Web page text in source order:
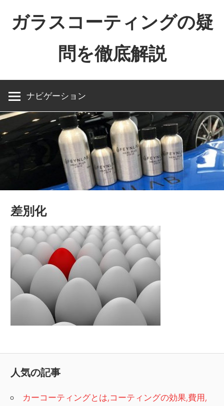
へ
ッ
プ
ガラスコーティングの疑
問を徹底解説
of
naming
ナビゲーション
差別化
人気の記事
カーコーティングとは,コーティングの効果,費用,